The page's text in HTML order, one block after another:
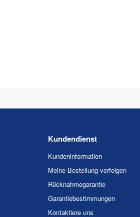
Kundendienst
Kundeninformation
Meine Bestellung verfolgen
Rücknahmegarantie
Garantiebestimmungen
Kontaktiere uns